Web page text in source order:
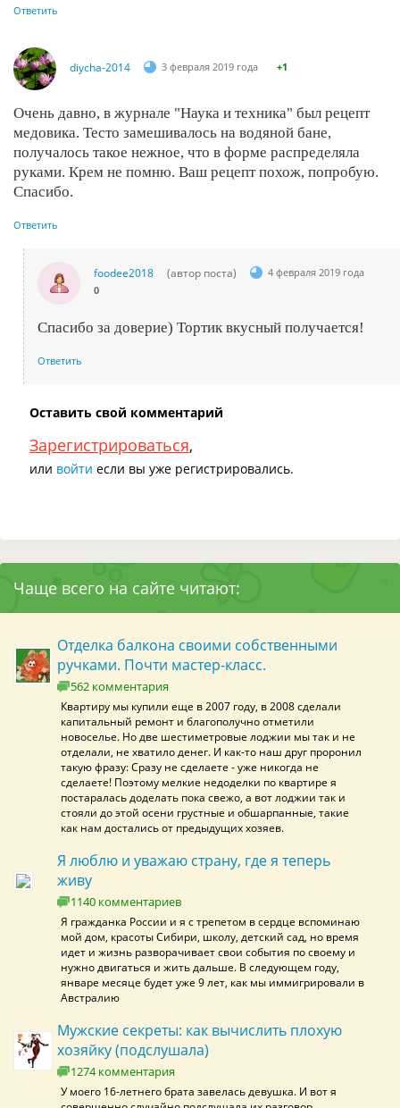
Ответить
diycha-2014 3 февраля 2019 года +1
Очень давно, в журнале "Наука и техника" был рецепт
медовика. Тесто замешивалось на водяной бане,
получалось такое нежное, что в форме распределяла
руками. Крем не помню. Ваш рецепт похож, попробую.
Спасибо.
Ответить
foodee2018 (автор поста)
4 февраля 2019 года
0
Спасибо за доверие) Тортик вкусный получается!
Ответить
Оставить свой комментарий
Зарегистрироваться,
или войти если вы уже регистрировались.
Чаще всего на сайте читают:
Отделка балкона своими собственными
ручками. Почти мастер-класс.
562 комментария
Квартиру мы купили еще в 2007 году, в 2008 сделали
капитальный ремонт и благополучно отметили
новоселье. Но две шестиметровые лоджии мы так и не
отделали, не хватило денег. И как-то наш друг проронил
такую фразу: Сразу не сделаете - уже никогда не
сделаете! Поэтому мелкие недоделки по квартире я
постаралась доделать пока свежо, а вот лоджии так и
стояли до этой осени грустные и обшарпанные, такие
как нам достались от предыдущих хозяев.
Я люблю и уважаю страну, где я теперь
живу
1140 комментариев
Я гражданка России и я с трепетом в сердце вспоминаю
мой дом, красоты Сибири, школу, детский сад, но время
идет и жизнь разворачивает свои события по своему и
нужно двигаться и жить дальше. В следующем году,
январе месяце будет уже 9 лет, как мы иммигрировали в
Австралию
Мужские секреты: как вычислить плохую
хозяйку (подслушала)
1274 комментария
У моего 16-летнего брата завелась девушка. И вот я